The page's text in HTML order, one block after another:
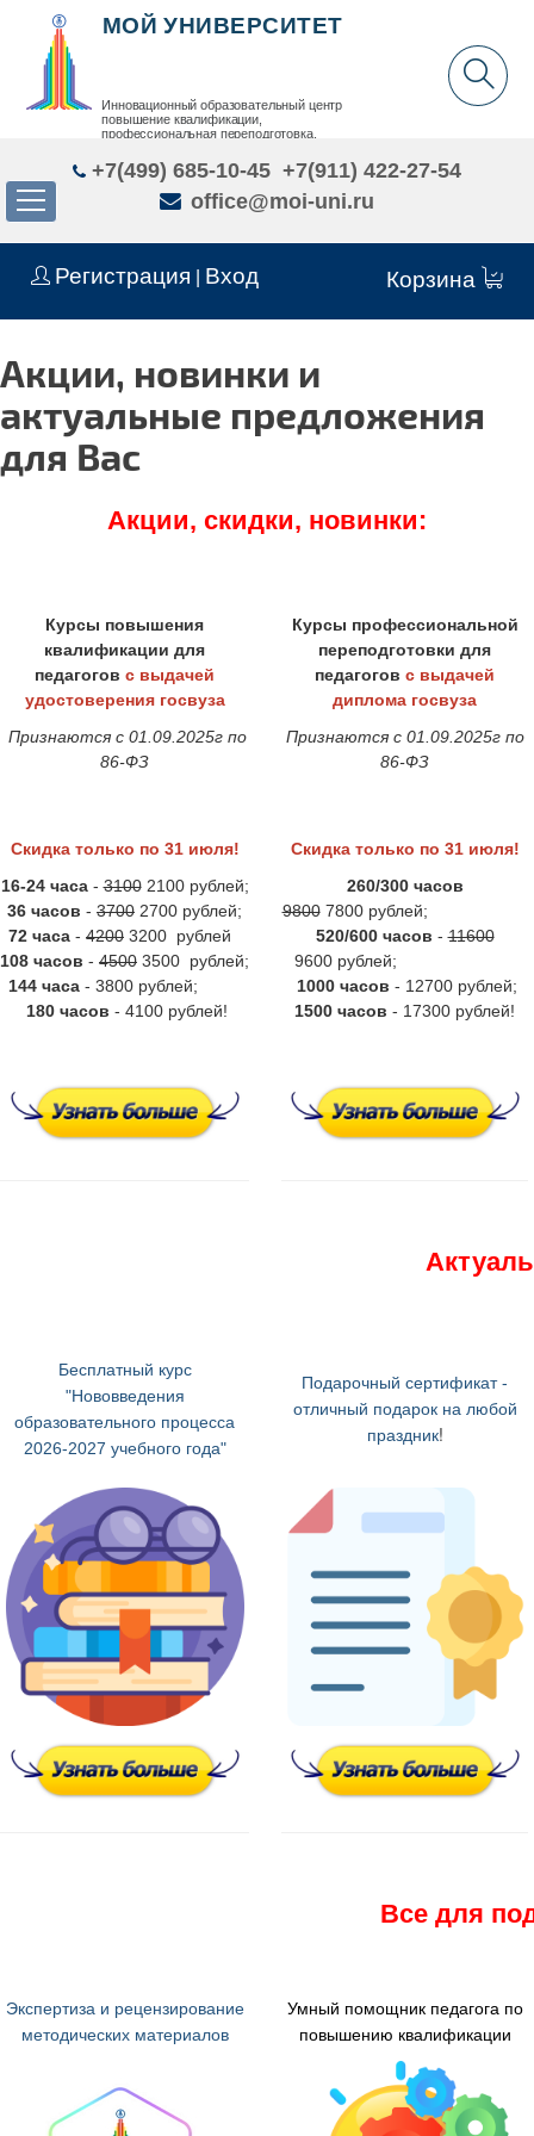
Регистрация Вход Корзина
МОЙ УНИВЕРСИТЕТ
Инновационный образовательный центр
повышение квалификации,
профессиональная переподготовка,
+7(499) 685-10-45 +7(911) 422-27-54
office@moi-uni.ru
Акции, новинки и
актуальные предложения
для Вас
Акции, скидки, новинки:
Курсы повышения
квалификации для
педагогов с выдачей
удостоверения госвуза
Признаются с 01.09.2025г по
86-ФЗ
Курсы профессиональной
переподготовки для
педагогов с выдачей
диплома госвуза
Признаются с 01.09.2025г по
86-ФЗ
Скидка только по 31 июля!
16-24 часа-31002100 рублей;
36 часов - 3700 2700 рублей;
72 часа - 4200 3200 рублей
108 часов - 4500 3500 рублей;
144 часа - 3800 рублей;
180 часов - 4100 рублей!
Скидка только по 31 июля!
260/300 часов
98007800 рублей;
520/600 часов -11600
9600 рублей;
1000 часов - 12700 рублей;
1500 часов - 17300 рублей!
Бесплатный курс
"Нововведения
образовательного процесса
2026-2027 учебного года"
Подарочный сертификат -
отличный подарок на любой
праздник!
Все для
Экспертиза и рецензирование
методических материалов
Умный помощник педагога по
повышению квалификации